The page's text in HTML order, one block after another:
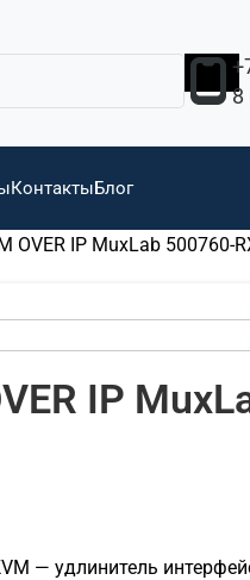
8
КонтактыБлог
OVER IP MuxLab 500760-
IP
— удлинитель